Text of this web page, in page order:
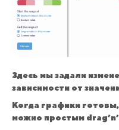
Здесь мы задали
зависимости от
Когда графики
можно простым